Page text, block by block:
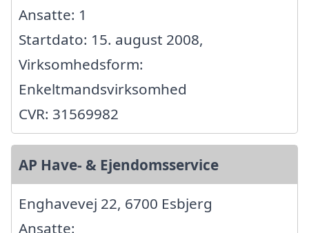
Ansatte: 1
Startdato: 15. august 2008,
Virksomhedsform:
Enkeltmandsvirksomhed
CVR: 31569982
AP Have- & Ejendomsservice
Enghavevej 22, 6700 Esbjerg
Ansatte: